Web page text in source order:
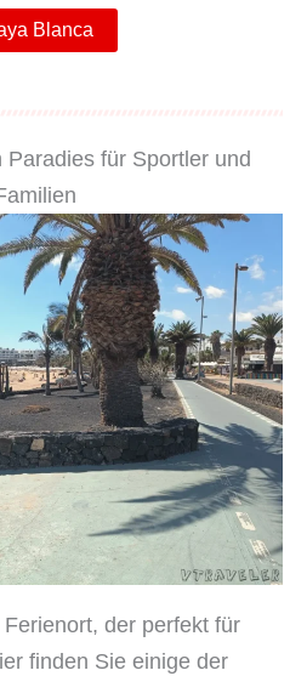
Blanca
Paradies für Sportler und
Ferienort, der perfekt für
finden Sie einige der